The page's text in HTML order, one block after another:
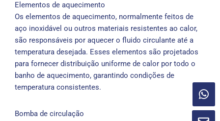
Elementos de aquecimento
Os elementos de aquecimento, normalmente feitos de
aço inoxidável ou outros materiais resistentes ao calor,
são responsáveis ​​por aquecer o fluido circulante até a
temperatura desejada. Esses elementos são projetados
para fornecer distribuição uniforme de calor por todo o
banho de aquecimento, garantindo condições de
temperatura consistentes.
Bomba de circulação